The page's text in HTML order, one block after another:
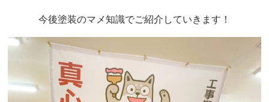
今後塗装のマメ知識でご紹介していきます！